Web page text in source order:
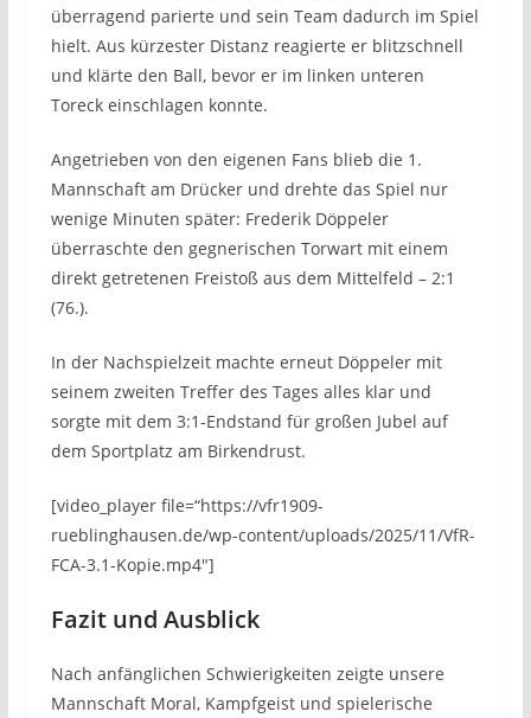
überragend parierte und sein Team dadurch im Spiel
hielt. Aus kürzester Distanz reagierte er blitzschnell
und klärte den Ball, bevor er im linken unteren
Toreck einschlagen konnte.
Angetrieben von den eigenen Fans blieb die 1.
Mannschaft am Drücker und drehte das Spiel nur
wenige Minuten später: Frederik Döppeler
überraschte den gegnerischen Torwart mit einem
direkt getretenen Freistoß aus dem Mittelfeld – 2:1
(76.).
In der Nachspielzeit machte erneut Döppeler mit
seinem zweiten Treffer des Tages alles klar und
sorgte mit dem 3:1-Endstand für großen Jubel auf
dem Sportplatz am Birkendrust.
[video_player file=“https://vfr1909-
rueblinghausen.de/wp-content/uploads/2025/11/VfR-
FCA-3.1-Kopie.mp4″]
Fazit und Ausblick
Nach anfänglichen Schwierigkeiten zeigte unsere
Mannschaft Moral, Kampfgeist und spielerische